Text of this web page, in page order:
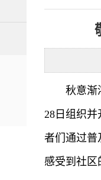
秋意渐
28日组织
者们通过普
感受到社区